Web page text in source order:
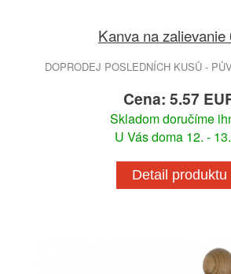
Kanva na zalievanie
DOPRODEJ POSLEDNÍCH KUSŮ -
Cena: 5.57
Skladom doručíme
U Vás doma 12. -
Detail produktu